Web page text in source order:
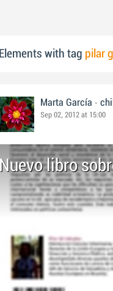
Elements with tag pilar
Marta García -
Sep 02, 2012 at 15:00
Nuevo libro